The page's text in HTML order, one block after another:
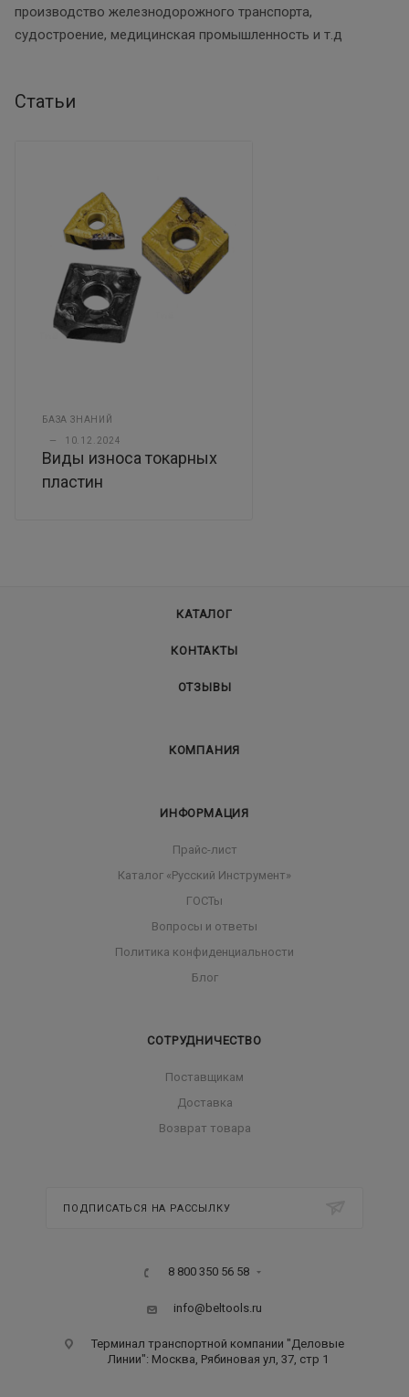
производство железнодорожного транспорта,
судостроение, медицинская промышленность и т.д
Статьи
БАЗА ЗНАНИЙ
— 10.12.2024
Виды износа токарных
пластин
КАТАЛОГ
КОНТАКТЫ
ОТЗЫВЫ
КОМПАНИЯ
ИНФОРМАЦИЯ
Прайс-лист
Каталог «Русский Инструмент»
ГОСТы
Вопросы и ответы
Политика конфиденциальности
Блог
СОТРУДНИЧЕСТВО
Поставщикам
Доставка
Возврат товара
ПОДПИСАТЬСЯ НА РАССЫЛКУ
8 800 350 56 58
info@beltools.ru
Терминал транспортной компании "Деловые
Линии": Москва, Рябиновая ул, 37, стр 1